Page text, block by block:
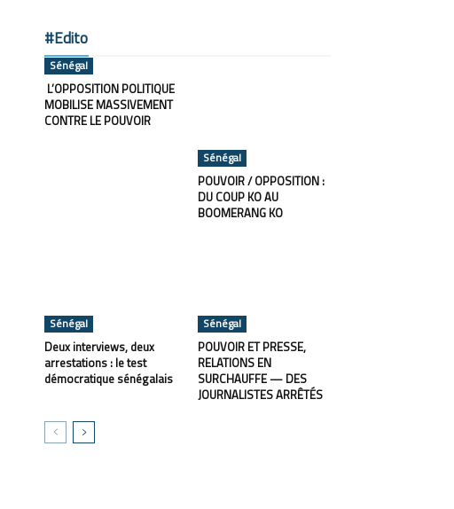
#Edito
Sénégal
L’OPPOSITION POLITIQUE
MOBILISE MASSIVEMENT
CONTRE LE POUVOIR
Sénégal
POUVOIR / OPPOSITION :
DU COUP KO AU
BOOMERANG KO
Sénégal
Deux interviews, deux
arrestations : le test
démocratique sénégalais
Sénégal
POUVOIR ET PRESSE,
RELATIONS EN
SURCHAUFFE — DES
JOURNALISTES ARRÊTÉS